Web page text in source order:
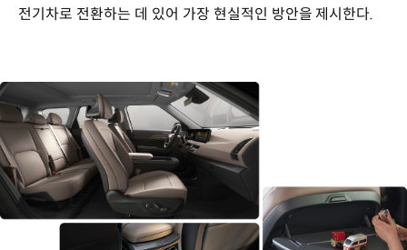
전기차로 전환하는 데 있어 가장 현실적인 방안을 제시한다.